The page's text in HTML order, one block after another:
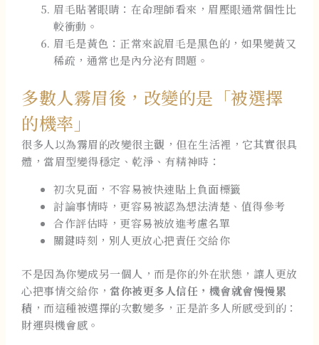
眉毛貼著眼睛：在命理師看來，眉壓眼通常個性比
較衝動。
眉毛是黃色：正常來說眉毛是黑色的，如果變黃又
稀疏，通常也是內分泌有問題。
多數人霧眉後，改變的是「被選擇
的機率」
很多人以為霧眉的改變很主觀，但在生活裡，它其實很具
體，當眉型變得穩定、乾淨、有精神時：
初次見面，不容易被快速貼上負面標籤
討論事情時，更容易被認為想法清楚、值得參考
合作評估時，更容易被放進考慮名單
關鍵時刻，別人更放心把責任交給你
不是因為你變成另一個人，而是你的外在狀態，讓人更放
心把事情交給你，當你被更多人信任，機會就會慢慢累
積 ，而這種被選擇的次數變多，正是許多人所感受到的：
財運與機會感。